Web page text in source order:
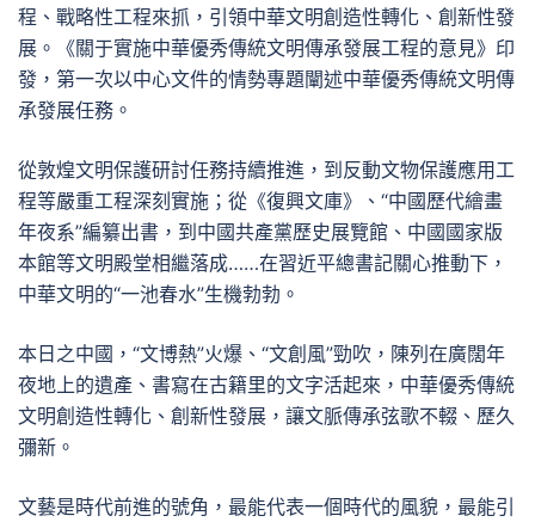
程、戰略性工程來抓，引領中華文明創造性轉化、創新性發
展。《關于實施中華優秀傳統文明傳承發展工程的意見》印
發，第一次以中心文件的情勢專題闡述中華優秀傳統文明傳
承發展任務。
從敦煌文明保護研討任務持續推進，到反動文物保護應用工
程等嚴重工程深刻實施；從《復興文庫》、“中國歷代繪畫
年夜系”編纂出書，到中國共產黨歷史展覽館、中國國家版
本館等文明殿堂相繼落成……在習近平總書記關心推動下，
中華文明的“一池春水”生機勃勃。
本日之中國，“文博熱”火爆、“文創風”勁吹，陳列在廣闊年
夜地上的遺產、書寫在古籍里的文字活起來，中華優秀傳統
文明創造性轉化、創新性發展，讓文脈傳承弦歌不輟、歷久
彌新。
文藝是時代前進的號角，最能代表一個時代的風貌，最能引